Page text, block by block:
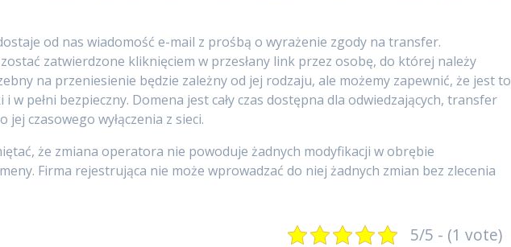
od nas wiadomość e-mail z prośbą o wyrażenie zgody na transfer.
zatwierdzone kliknięciem w przesłany link przez osobę, do której należy
na przeniesienie będzie zależny od jej rodzaju, ale możemy zapewnić, że jest to
i w pełni bezpieczny. Domena jest cały czas dostępna dla odwiedzających, transfer
jej czasowego wyłączenia z sieci.
że zmiana operatora nie powoduje żadnych modyfikacji w obrębie
Firma rejestrująca nie może wprowadzać do niej żadnych zmian bez zlecenia
5/5 - (1 vote)